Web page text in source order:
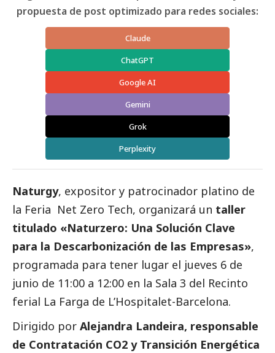
propuesta de post optimizado para redes sociales:
Claude
ChatGPT
Google AI
Gemini
Grok
Perplexity
Naturgy, expositor y patrocinador platino de
la Feria Net Zero Tech, organizará un taller
titulado «Naturzero: Una Solución Clave
para la Descarbonización de las Empresas»,
programada para tener lugar el jueves 6 de
junio de 11:00 a 12:00 en la Sala 3 del Recinto
ferial La Farga de L’Hospitalet-Barcelona.
Dirigido por Alejandra Landeira, responsable
de Contratación CO2 y Transición Energética